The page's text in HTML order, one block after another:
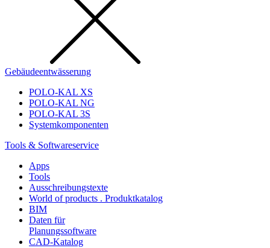
Gebäudeentwässerung
POLO-KAL XS
POLO-KAL NG
POLO-KAL 3S
Systemkomponenten
Tools & Softwareservice
Apps
Tools
Ausschreibungstexte
World of products . Produktkatalog
BIM
Daten für
Planungssoftware
CAD-Katalog